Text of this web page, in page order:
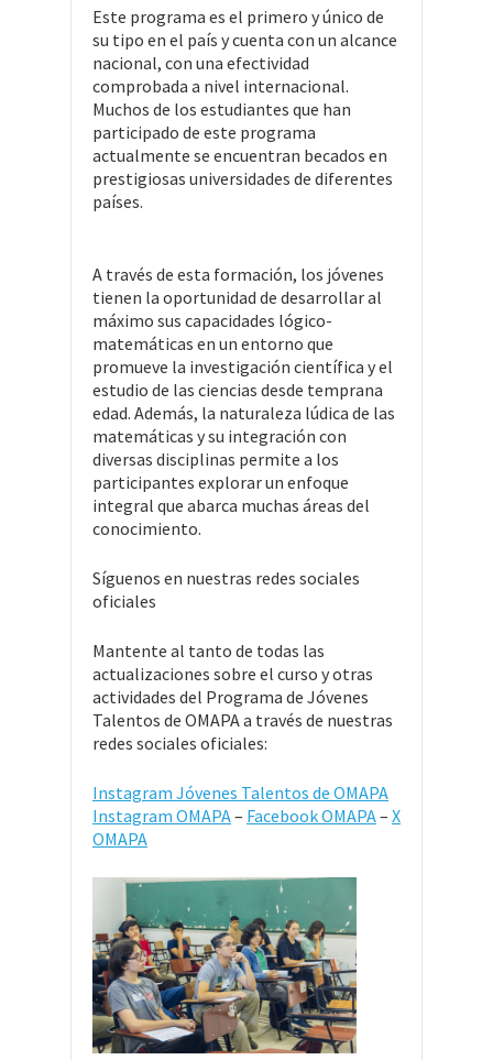
Este programa es el primero y único de
su tipo en el país y cuenta con un alcance
nacional, con una efectividad
comprobada a nivel internacional.
Muchos de los estudiantes que han
participado de este programa
actualmente se encuentran becados en
prestigiosas universidades de diferentes
países.
A través de esta formación, los jóvenes
tienen la oportunidad de desarrollar al
máximo sus capacidades lógico-
matemáticas en un entorno que
promueve la investigación científica y el
estudio de las ciencias desde temprana
edad. Además, la naturaleza lúdica de las
matemáticas y su integración con
diversas disciplinas permite a los
participantes explorar un enfoque
integral que abarca muchas áreas del
conocimiento.
Síguenos en nuestras redes sociales
oficiales
Mantente al tanto de todas las
actualizaciones sobre el curso y otras
actividades del Programa de Jóvenes
Talentos de OMAPA a través de nuestras
redes sociales oficiales:
Instagram Jóvenes Talentos de OMAPA
Instagram OMAPA– Facebook OMAPA– X
OMAPA